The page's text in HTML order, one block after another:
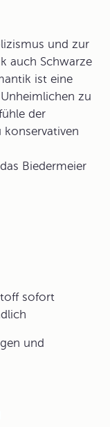
und zur
auch Schwarze
ist eine
zu
der
Biedermeier
sofort
und